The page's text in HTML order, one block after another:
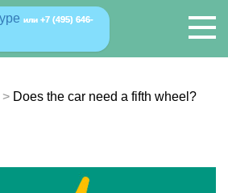
или +7 (495) 646-
> Does the car need a fifth wheel?